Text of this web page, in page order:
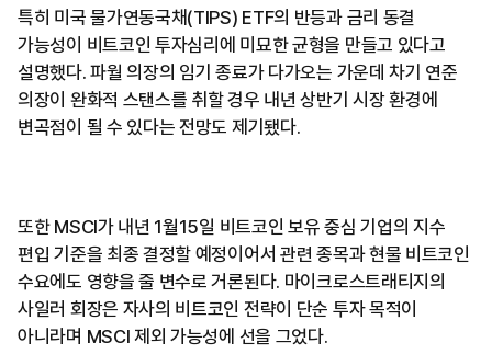
특히 미국 물가연동국채(TIPS) ETF의 반등과 금리 동결
가능성이 비트코인 투자심리에 미묘한 균형을 만들고 있다고
설명했다. 파월 의장의 임기 종료가 다가오는 가운데 차기 연준
의장이 완화적 스탠스를 취할 경우 내년 상반기 시장 환경에
변곡점이 될 수 있다는 전망도 제기됐다.
또한 MSCI가 내년 1월15일 비트코인 보유 중심 기업의 지수
편입 기준을 최종 결정할 예정이어서 관련 종목과 현물 비트코인
수요에도 영향을 줄 변수로 거론된다. 마이크로스트래티지의
사일러 회장은 자사의 비트코인 전략이 단순 투자 목적이
아니라며 MSCI 제외 가능성에 선을 그었다.